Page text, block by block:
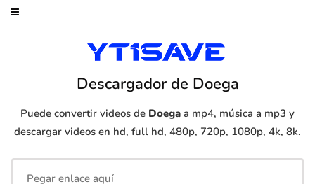
Descargador de Doega
Puede convertir videos de Doega a mp4, música a mp3 y
descargar videos en hd, full hd, 480p, 720p, 1080p, 4k, 8k.